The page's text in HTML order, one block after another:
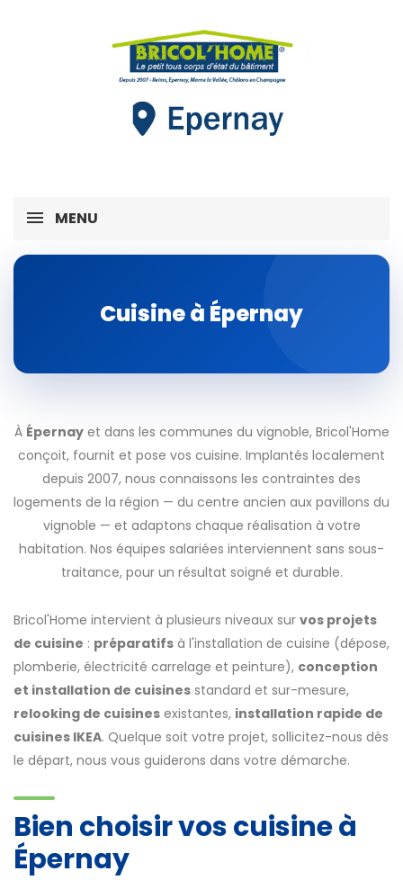
MENU
Cuisine à Épernay
À Épernayet dans les communes du vignoble, Bricol'Home
conçoit, fournit et pose vos cuisine. Implantés localement
depuis 2007, nous connaissons les contraintes des
logements de la région — du centre ancien aux pavillons du
vignoble — et adaptons chaque réalisation à votre
habitation. Nos équipes salariées interviennent sans sous-
traitance, pour un résultat soigné et durable.
Bricol'Home intervient à plusieurs niveaux sur vos projets
de cuisine : préparatifs à l'installation de cuisine (dépose,
plomberie, électricité carrelage et peinture), conception
et installation de cuisines standard et sur-mesure,
relooking de cuisines existantes, installation rapide de
cuisines IKEA. Quelque soit votre projet, sollicitez-nous dès
le départ, nous vous guiderons dans votre démarche.
Bien choisir vos cuisine à
Épernay